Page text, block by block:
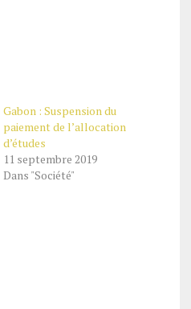
Gabon : Suspension du
paiement de l’allocation
d’études
11 septembre 2019
Dans "Société"